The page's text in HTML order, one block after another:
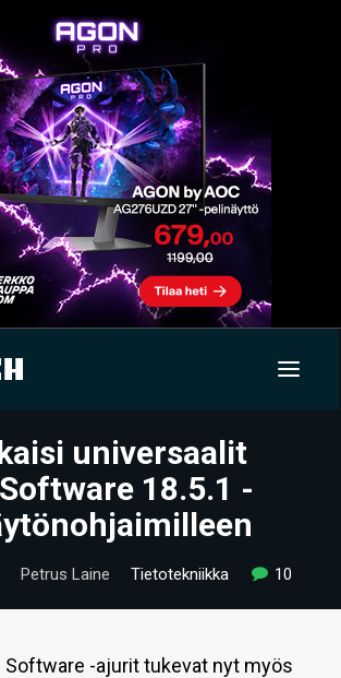
universaalit
18.5.1 -
Petrus Laine Tietotekniikka 10
Software -ajurit tukevat nyt myös